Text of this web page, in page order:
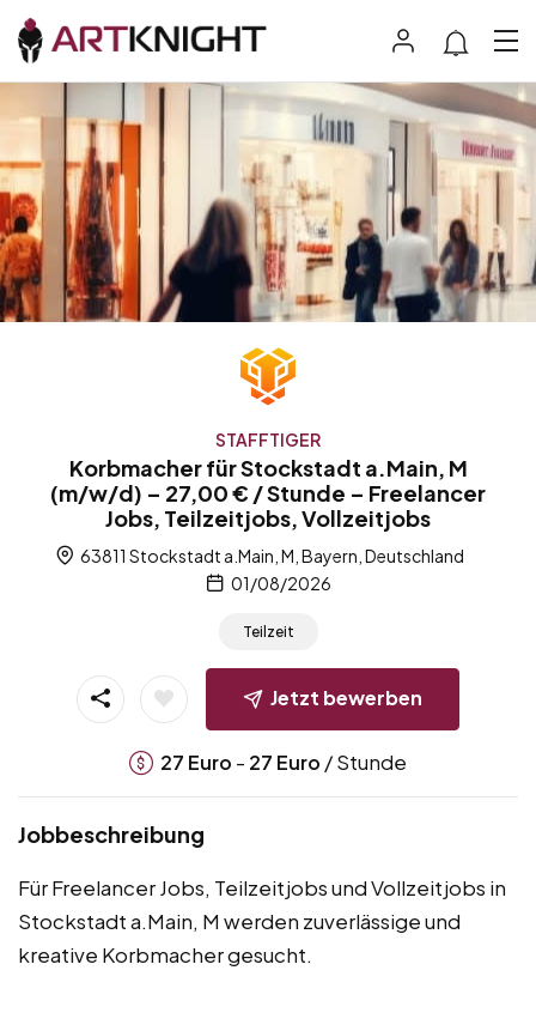
STAFFTIGER
Korbmacher für Stockstadt a.Main, M
(m/w/d) – 27,00 € / Stunde – Freelancer
Jobs, Teilzeitjobs, Vollzeitjobs
63811 Stockstadt a.Main, M, Bayern, Deutschland
01/08/2026
Teilzeit
Jetzt bewerben
27 Euro - 27 Euro / Stunde
Jobbeschreibung
Für Freelancer Jobs, Teilzeitjobs und Vollzeitjobs in
Stockstadt a.Main, M werden zuverlässige und
kreative Korbmacher gesucht.